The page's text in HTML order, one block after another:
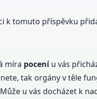
k tomuto příspěvku
míra poceníu vás
tak orgány v těle
u vás docházet k